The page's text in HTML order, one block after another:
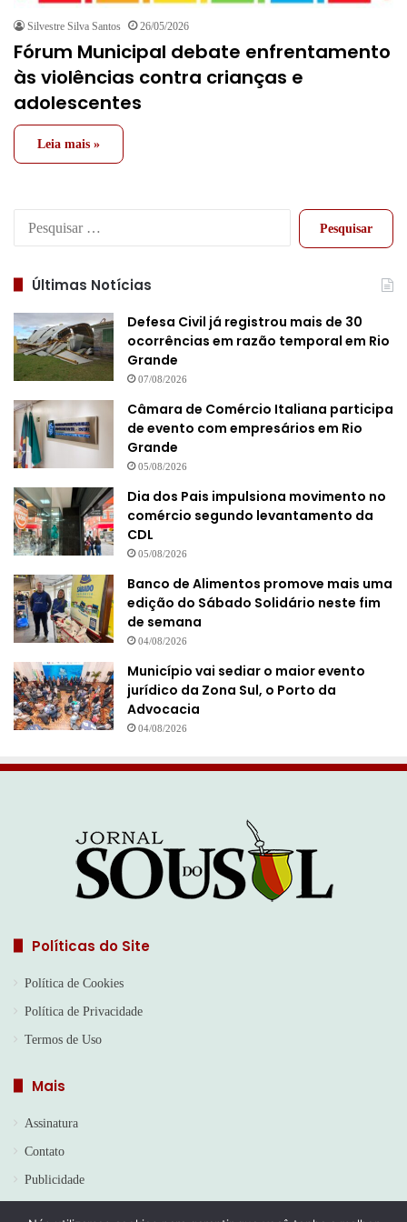
Silvestre Silva Santos 26/05/2026
Fórum Municipal debate enfrentamento
às violências contra crianças e
adolescentes
Leia mais »
Pesquisar
Últimas Notícias
Defesa Civil já registrou mais de 30
ocorrências em razão temporal em Rio
Grande
07/08/2026
Câmara de Comércio Italiana participa
de evento com empresários em Rio
Grande
05/08/2026
Dia dos Pais impulsiona movimento no
comércio segundo levantamento da
CDL
05/08/2026
Banco de Alimentos promove mais uma
edição do Sábado Solidário neste fim
de semana
04/08/2026
Município vai sediar o maior evento
jurídico da Zona Sul, o Porto da
Advocacia
04/08/2026
Políticas do Site
Política de Cookies
Política de Privacidade
Termos de Uso
Mais
Assinatura
Contato
Publicidade